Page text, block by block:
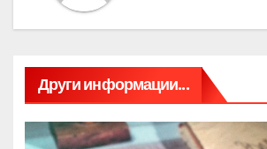
Други информации...